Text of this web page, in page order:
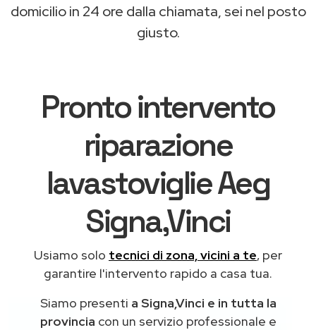
domicilio in 24 ore dalla chiamata, sei nel posto
giusto.
Pronto intervento
riparazione
lavastoviglie Aeg
Signa,Vinci
Usiamo solo tecnici di zona, vicini a te, per
garantire l'intervento rapido a casa tua.
Siamo presenti a Signa,Vinci e in tutta la
provincia con un servizio professionale e